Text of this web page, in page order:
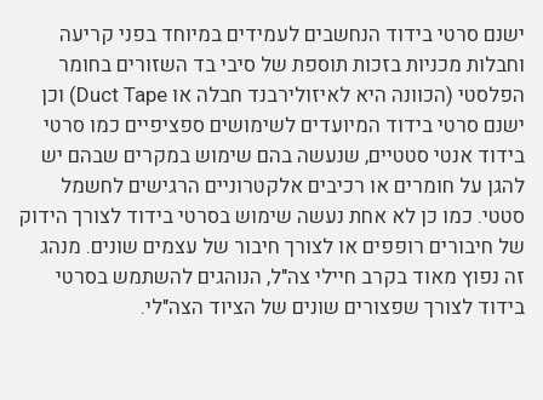
ישנם סרטי בידוד הנחשבים לעמידים במיוחד בפני קריעה
וחבלות מכניות בזכות תוספת של סיבי בד השזורים בחומר
הפלסטי (הכוונה היא לאיזולירבנד חבלה או Duct Tape) וכן
ישנם סרטי בידוד המיועדים לשימושים ספציפיים כמו סרטי
בידוד אנטי סטטיים, שנעשה בהם שימוש במקרים שבהם יש
להגן על חומרים או רכיבים אלקטרוניים הרגישים לחשמל
סטטי. כמו כן לא אחת נעשה שימוש בסרטי בידוד לצורך הידוק
של חיבורים רופפים או לצורך חיבור של עצמים שונים. מנהג
זה נפוץ מאוד בקרב חיילי צה"ל, הנוהגים להשתמש בסרטי
בידוד לצורך שפצורים שונים של הציוד הצה"לי.